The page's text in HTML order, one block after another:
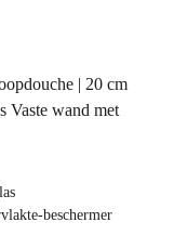
| 20 cm
Vaste wand met
beschermer